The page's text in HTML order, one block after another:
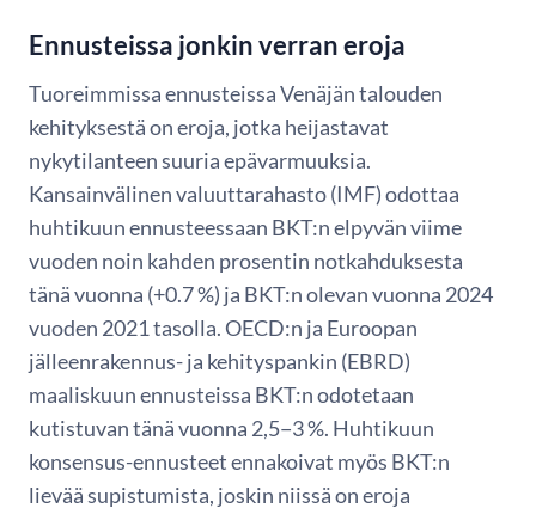
Ennusteissa jonkin verran eroja
Tuoreimmissa ennusteissa Venäjän talouden
kehityksestä on eroja, jotka heijastavat
nykytilanteen suuria epävarmuuksia.
Kansainvälinen valuuttarahasto (IMF) odottaa
huhtikuun ennusteessaan BKT:n elpyvän viime
vuoden noin kahden prosentin notkahduksesta
tänä vuonna (+0.7 %) ja BKT:n olevan vuonna 2024
vuoden 2021 tasolla. OECD:n ja Euroopan
jälleenrakennus- ja kehityspankin (EBRD)
maaliskuun ennusteissa BKT:n odotetaan
kutistuvan tänä vuonna 2,5−3 %. Huhtikuun
konsensus-ennusteet ennakoivat myös BKT:n
lievää supistumista, joskin niissä on eroja